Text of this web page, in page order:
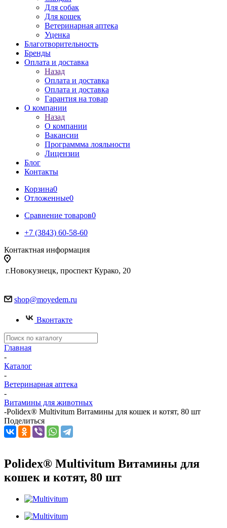
Для собак
Для кошек
Ветеринарная аптека
Уценка
Благотворительность
Бренды
Оплата и доставка
Назад
Оплата и доставка
Оплата и доставка
Гарантия на товар
О компании
Назад
О компании
Вакансии
Программма лояльности
Лицензии
Блог
Контакты
Корзина0
Отложенные0
Сравнение товаров0
+7 (3843) 60-58-60
Контактная информация
г.Новокузнецк, проспект Курако, 20
shop@moyedem.ru
Вконтакте
Главная
-
Каталог
-
Ветеринарная аптека
-
Витамины для животных
-Polidex® Multivitum Витамины для кошек и котят, 80 шт
Поделиться
Polidex® Multivitum Витамины для
кошек и котят, 80 шт